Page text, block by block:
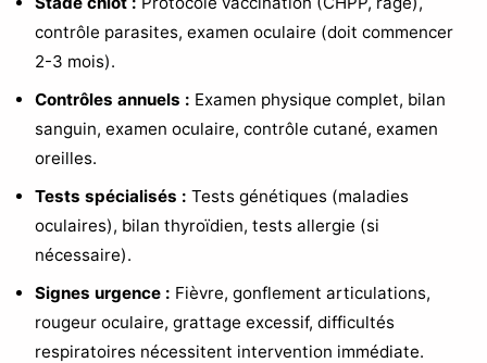
contrôle parasites, examen oculaire (doit commencer
2-3 mois).
Contrôles annuels : Examen physique complet, bilan
sanguin, examen oculaire, contrôle cutané, examen
oreilles.
Tests spécialisés : Tests génétiques (maladies
oculaires), bilan thyroïdien, tests allergie (si
nécessaire).
Signes urgence : Fièvre, gonflement articulations,
rougeur oculaire, grattage excessif, difficultés
respiratoires nécessitent intervention immédiate.